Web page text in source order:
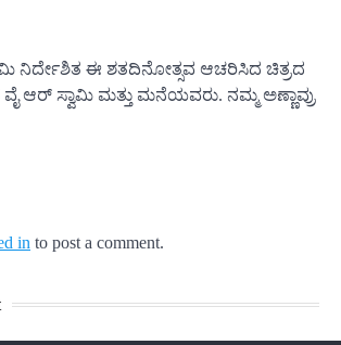
ನಿರ್ದೇಶಿತ ಈ ಶತದಿನೋತ್ಸವ ಆಚರಿಸಿದ ಚಿತ್ರದ
ಆರ್ ಸ್ವಾಮಿ ಮತ್ತು ಮನೆಯವರು. ನಮ್ಮ ಅಣ್ಣಾವ್ರು
in to post a comment.